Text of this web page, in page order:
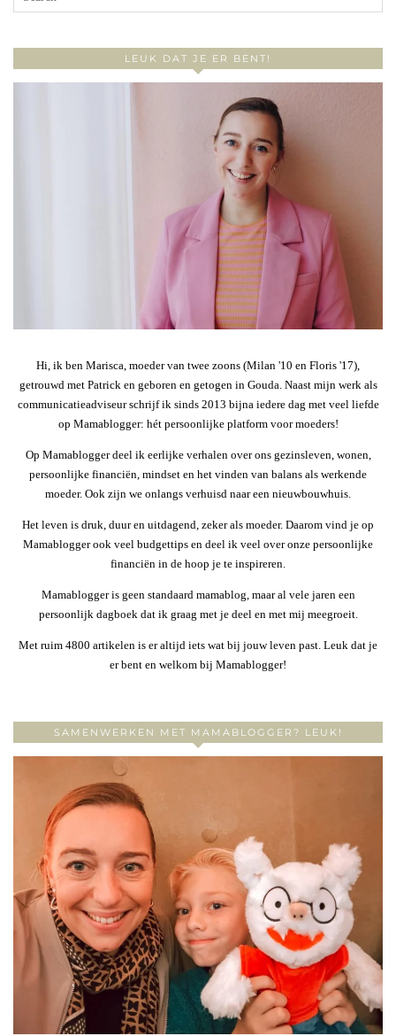
LEUK DAT JE ER BENT!
Hi, ik ben Marisca, moeder van twee zoons (Milan '10 en Floris '17),
getrouwd met Patrick en geboren en getogen in Gouda. Naast mijn werk als
communicatieadviseur schrijf ik sinds 2013 bijna iedere dag met veel liefde
op Mamablogger: hét persoonlijke platform voor moeders!
Op Mamablogger deel ik eerlijke verhalen over ons gezinsleven, wonen,
persoonlijke financiën, mindset en het vinden van balans als werkende
moeder. Ook zijn we onlangs verhuisd naar een nieuwbouwhuis.
Het leven is druk, duur en uitdagend, zeker als moeder. Daarom vind je op
Mamablogger ook veel budgettips en deel ik veel over onze persoonlijke
financiën in de hoop je te inspireren.
Mamablogger is geen standaard mamablog, maar al vele jaren een
persoonlijk dagboek dat ik graag met je deel en met mij meegroeit.
Met ruim 4800 artikelen is er altijd iets wat bij jouw leven past. Leuk dat je
er bent en welkom bij Mamablogger!
SAMENWERKEN MET MAMABLOGGER? LEUK!